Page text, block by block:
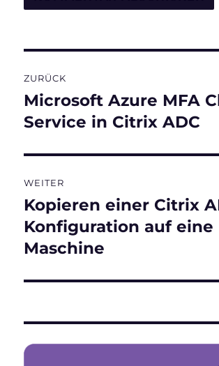
ZURÜCK
Vorheriger
Beitrag:
Microsoft Azure MFA
Service in Citrix ADC
WEITER
Nächster
Beitrag:
Kopieren einer Citrix
Konfiguration auf eine
Maschine